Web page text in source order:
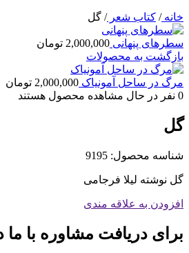
خانه/ کتاب شعر/ گل
سطرهای پنهانی 2,000,000 تومان
بازگشت به محصولات
مرگ در ساحل آمونیاک 2,000,000 تومان
0 نفر در حال مشاهده محصول هستند
گل
شناسه محصول: 9195
گل نوشته لیلا فرجامی
افزودن به علاقه مندی
برای دریافت مشاوره با ما